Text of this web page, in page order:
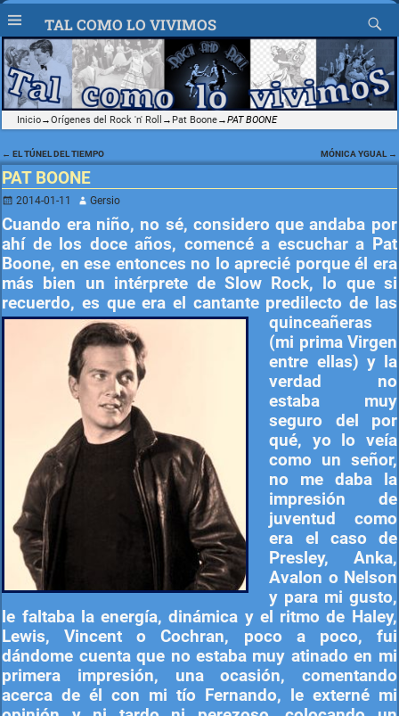
TAL COMO LO VIVIMOS
Inicio→Orígenes del Rock 'n' Roll → Pat Boone→PAT BOONE
Navegación de entradas
← EL TÚNEL DEL TIEMPO MÓNICA YGUAL →
PAT BOONE
2014-01-11 Gersio
Cuando era niño, no sé, considero que andaba por
ahí de los doce años, comencé a escuchar a Pat
Boone, en ese entonces no lo aprecié porque él era
más bien un intérprete de Slow Rock, lo que si
recuerdo, es que era el cantante predilecto de las
quinceañeras
(mi prima Virgen
entre ellas) y la
verdad no
estaba muy
seguro del por
qué, yo lo veía
como un señor,
no me daba la
impresión de
juventud como
era el caso de
Presley, Anka,
Avalon o Nelson
y para mi gusto,
le faltaba la energía, dinámica y el ritmo de Haley,
Lewis, Vincent o Cochran, poco a poco, fui
dándome cuenta que no estaba muy atinado en mi
primera impresión, una ocasión, comentando
acerca de él con mi tío Fernando, le externé mi